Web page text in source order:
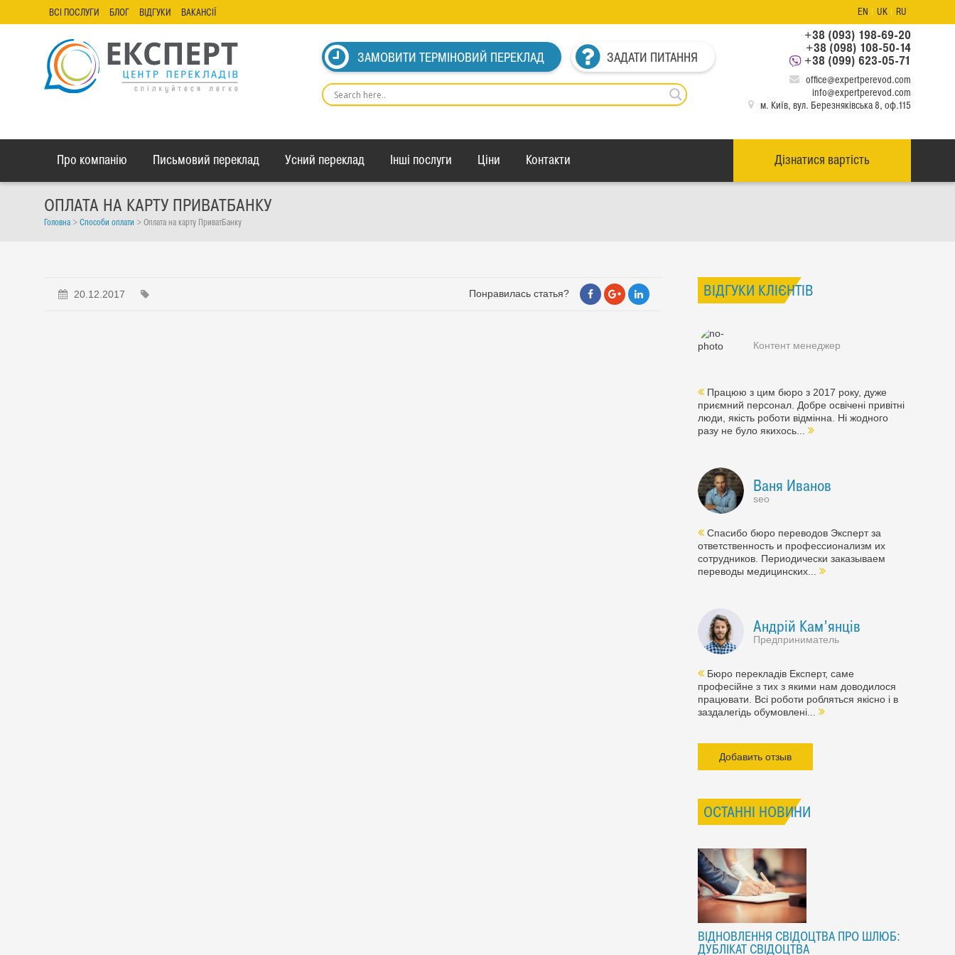
ВСІ ПОСЛУГИ БЛОГ ВІДГУКИ ВАКАНСІЇ EN UK RU
ЗАМОВИТИ ТЕРМІНОВИЙ ПЕРЕКЛАД ЗАДАТИ ПИТАННЯ
+38 (093) 198-69-20
+38 (098) 108-50-14
+38 (099) 623-05-71
office@expertperevod.com
info@expertperevod.com
м. Київ, вул. Березняківська 8, оф.115
Про компанію Письмовий переклад Усний переклад Інші послуги Ціни Контакти Дізнатися вартість
ОПЛАТА НА КАРТУ ПРИВАТБАНКУ
Головна > Способи оплати > Оплата на карту ПриватБанку
20.12.2017 Понравилась статья? ВІДГУКИ КЛІЄНТІВ
Контент менеджер
Працюю з цим бюро з 2017 року, дуже
приємний персонал. Добре освічені привітні
люди, якість роботи відмінна. Ні жодного
разу не було якихось...
Ваня Иванов
seo
Спасибо бюро переводов Эксперт за
ответственность и профессионализм их
сотрудников. Периодически заказываем
переводы медицинских...
Андрій Кам’янців
Предприниматель
Бюро перекладів Експерт, саме
професійне з тих з якими нам доводилося
працювати. Всі роботи робляться якісно і в
заздалегідь обумовлені...
Добавить отзыв
ОСТАННІ НОВИНИ
ВІДНОВЛЕННЯ СВІДОЦТВА ПРО ШЛЮБ:
ДУБЛІКАТ СВІДОЦТВА